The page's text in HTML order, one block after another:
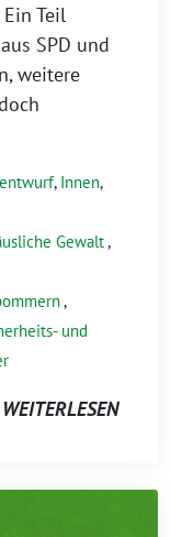
Teil
SPD und
weitere
, Innen,
Gewalt,
,
und
WEITERLESEN